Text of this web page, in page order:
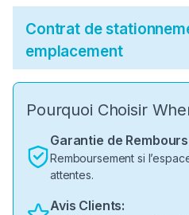
Contrat de
emplacement
Pourquoi Choisir
Garantie de
Remboursement si
attentes.
Avis Clients: